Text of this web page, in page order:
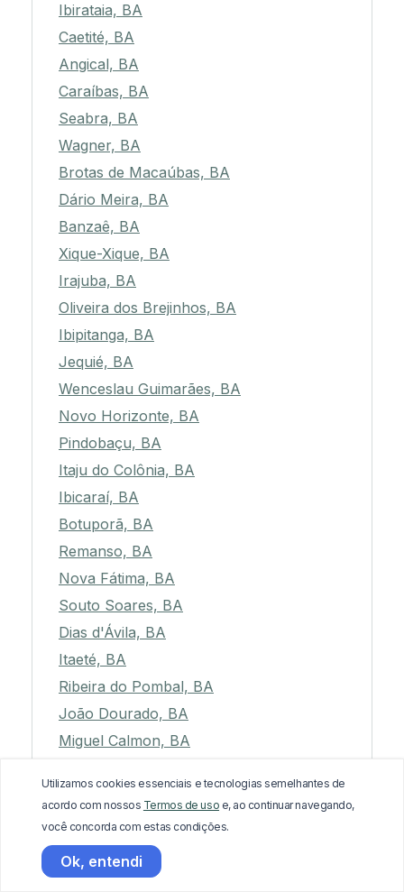
Ibirataia, BA
Caetité, BA
Angical, BA
Caraíbas, BA
Seabra, BA
Wagner, BA
Brotas de Macaúbas, BA
Dário Meira, BA
Banzaê, BA
Xique-Xique, BA
Irajuba, BA
Oliveira dos Brejinhos, BA
Ibipitanga, BA
Jequié, BA
Wenceslau Guimarães, BA
Novo Horizonte, BA
Pindobaçu, BA
Itaju do Colônia, BA
Ibicaraí, BA
Botuporã, BA
Remanso, BA
Nova Fátima, BA
Souto Soares, BA
Dias d'Ávila, BA
Itaeté, BA
Ribeira do Pombal, BA
João Dourado, BA
Miguel Calmon, BA
Mirangaba, BA
Pedro Alexandre, BA
Ituaçu, BA
Utilizamos cookies essenciais e tecnologias semelhantes de
acordo com nossos Termos de uso e, ao continuar navegando,
você concorda com estas condições.
Ok, entendi